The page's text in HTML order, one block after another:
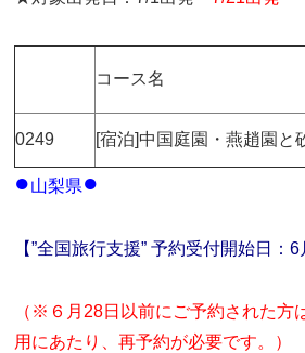
コース名
0249 [宿泊]中国庭園・燕趙園
●山梨県●
【”全国旅行支援” 予約受付開始日：6
（※６月28日以前にご予約された方
用にあたり、再予約が必要です。）